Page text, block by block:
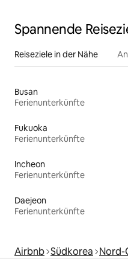
Spannende
Reiseziele in der Nähe
Busan
Ferienunterkünfte
Fukuoka
Ferienunterkünfte
Incheon
Ferienunterkünfte
Daejeon
Ferienunterkünfte
Airbnb Südkorea Nord-